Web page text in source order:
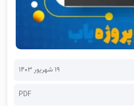
۱۹ شهریور ۱۴۰۳
PDF